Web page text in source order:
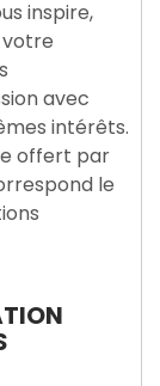
inspire,
avec
intérêts.
offert par
le